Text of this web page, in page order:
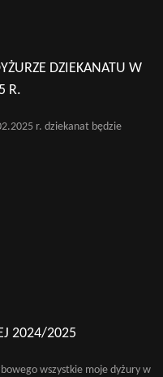
DZIEKANATU W
R.
r. dziekanat będzie
2024/2025
wszystkie moje dyżury w